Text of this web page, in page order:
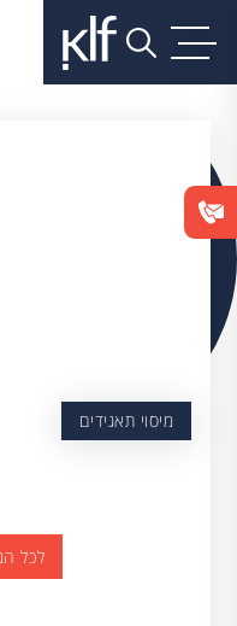
מיסוי תאגידים
לכל